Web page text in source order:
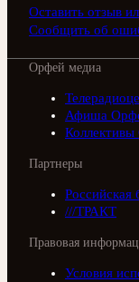
Оставить отзыв
Сообщить об
Орфей медиа
Афиша
Партнеры
Российская
///ТРАКТ
Правовая
Условия